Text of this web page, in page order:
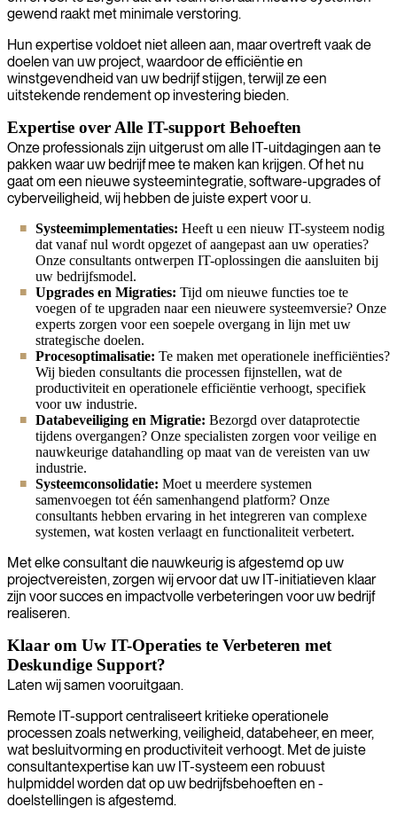
gewend raakt met minimale verstoring.
Hun expertise voldoet niet alleen aan, maar overtreft vaak de
doelen van uw project, waardoor de efficiëntie en
winstgevendheid van uw bedrijf stijgen, terwijl ze een
uitstekende rendement op investering bieden.
Expertise over Alle IT-support Behoeften
Onze professionals zijn uitgerust om alle IT-uitdagingen aan te
pakken waar uw bedrijf mee te maken kan krijgen. Of het nu
gaat om een nieuwe systeemintegratie, software-upgrades of
cyberveiligheid, wij hebben de juiste expert voor u.
Systeemimplementaties: Heeft u een nieuw IT-systeem nodig
dat vanaf nul wordt opgezet of aangepast aan uw operaties?
Onze consultants ontwerpen IT-oplossingen die aansluiten bij
uw bedrijfsmodel.
Upgrades en Migraties: Tijd om nieuwe functies toe te
voegen of te upgraden naar een nieuwere systeemversie? Onze
experts zorgen voor een soepele overgang in lijn met uw
strategische doelen.
Procesoptimalisatie: Te maken met operationele inefficiënties?
Wij bieden consultants die processen fijnstellen, wat de
productiviteit en operationele efficiëntie verhoogt, specifiek
voor uw industrie.
Databeveiliging en Migratie: Bezorgd over dataprotectie
tijdens overgangen? Onze specialisten zorgen voor veilige en
nauwkeurige datahandling op maat van de vereisten van uw
industrie.
Systeemconsolidatie: Moet u meerdere systemen
samenvoegen tot één samenhangend platform? Onze
consultants hebben ervaring in het integreren van complexe
systemen, wat kosten verlaagt en functionaliteit verbetert.
Met elke consultant die nauwkeurig is afgestemd op uw
projectvereisten, zorgen wij ervoor dat uw IT-initiatieven klaar
zijn voor succes en impactvolle verbeteringen voor uw bedrijf
realiseren.
Klaar om Uw IT-Operaties te Verbeteren met
Deskundige Support?
Laten wij samen vooruitgaan.
Remote IT-support centraliseert kritieke operationele
processen zoals netwerking, veiligheid, databeheer, en meer,
wat besluitvorming en productiviteit verhoogt. Met de juiste
consultantexpertise kan uw IT-systeem een robuust
hulpmiddel worden dat op uw bedrijfsbehoeften en -
doelstellingen is afgestemd.